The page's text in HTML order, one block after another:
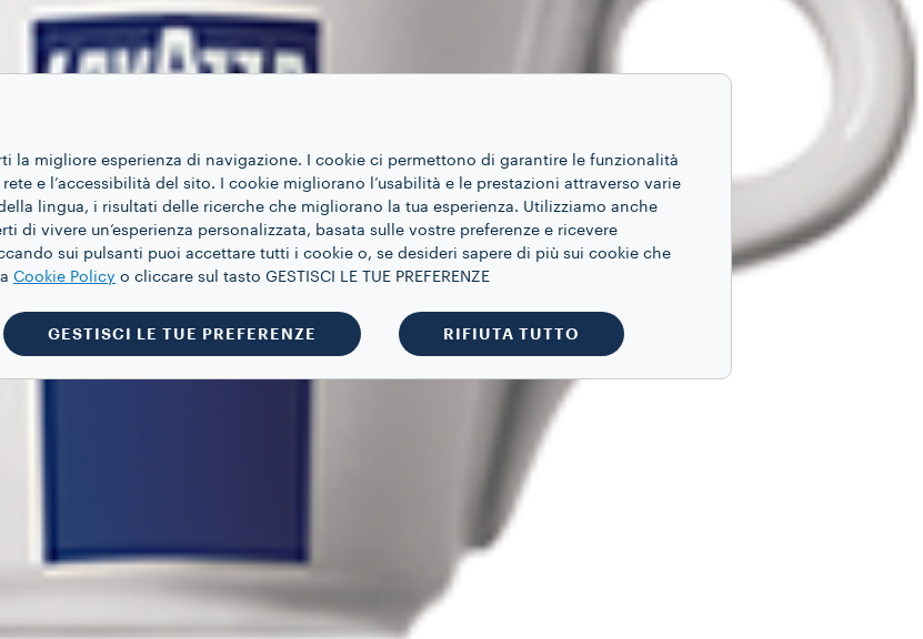
la migliore esperienza di navigazione. I cookie ci permettono di garantire le funzionalità
e l’accessibilità del sito. I cookie migliorano l’usabilità e le prestazioni attraverso varie
lingua, i risultati delle ricerche che migliorano la tua esperienza. Utilizziamo anche
di vivere un’esperienza personalizzata, basata sulle vostre preferenze e ricevere
sui pulsanti puoi accettare tutti i cookie o, se desideri sapere di più sui cookie che
Cookie Policy o cliccare sul tasto GESTISCI LE TUE PREFERENZE
GESTISCI LE TUE PREFERENZE RIFIUTA TUTTO